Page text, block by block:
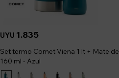
UYU 1.835
Set termo Comet Viena 1 lt + Mate de
160 ml - Azul